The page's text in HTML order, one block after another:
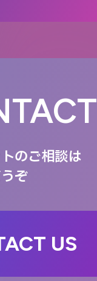
のご相談は
ぞ
US